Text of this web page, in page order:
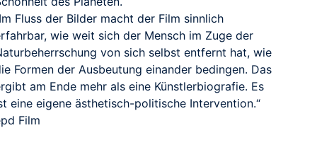
Fluss der Bilder macht der Film sinnlich
wie weit sich der Mensch im Zuge der
von sich selbst entfernt hat, wie
Formen der Ausbeutung einander bedingen. Das
am Ende mehr als eine Künstlerbiografie. Es
eine eigene ästhetisch-politische Intervention.“
Film